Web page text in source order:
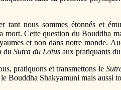
nous sommes étonnés et
mort. Cette question du Bouddha
et non dans notre monde.
du Sutra du Lotusaux pratiquants
pratiquons et transmettons le
Bouddha Shakyamuni mais aussi